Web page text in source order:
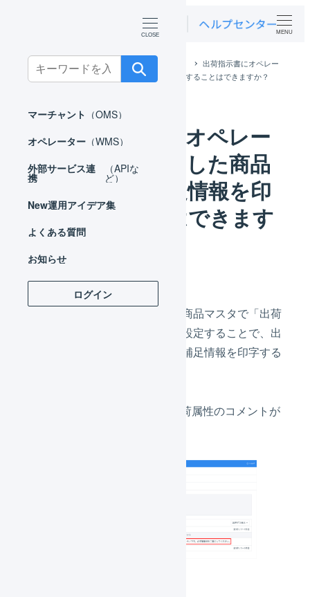
Search
for:
マーチャント （OMS）
オペレーター （WMS）
外部サービス連
携
（APIな
ど）
New運用アイデア集
よくある質問
お知らせ
ログイン
MENU
ホーム よくある質問 オペレーター
出荷指示書にオペレー
ター側で設定した商品マスタの補足情報を印字することはできますか？
出荷指示書にオペレー
ター側で設定した商品
マスタの補足情報を印
字することはできます
か？
はい、オペレーター側の商品マスタで「出荷
属性」の「コメント」を設定することで、出
荷指示書に商品マスタの補足情報を印字する
出荷指示書の商品名の下に、出荷属性のコメントが